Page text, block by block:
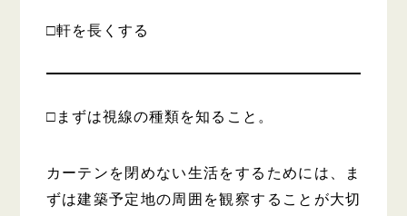
□軒を長くする
□まずは視線の種類を知ること。
カーテンを閉めない生活をするためには、ま
ずは建築予定地の周囲を観察することが大切